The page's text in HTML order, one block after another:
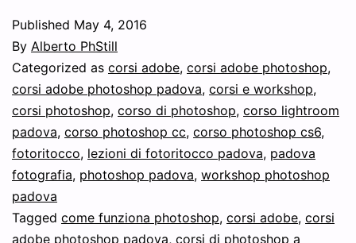
Published May 4, 2016
By Alberto PhStill
Categorized as corsi adobe, corsi adobe photoshop,
corsi adobe photoshop padova, corsi e workshop,
corsi photoshop, corso di photoshop, corso lightroom
padova, corso photoshop cc, corso photoshop cs6,
fotoritocco, lezioni di fotoritocco padova, padova
fotografia, photoshop padova, workshop photoshop
padova
Tagged come funziona photoshop, corsi adobe, corsi
adobe photoshop padova, corsi di photoshop a